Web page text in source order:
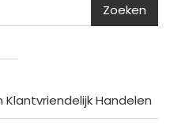
Zoeken
Handelen